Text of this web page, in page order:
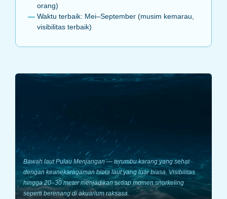
orang)
Waktu terbaik: Mei–September (musim kemarau,
visibilitas terbaik)
Bawah laut Pulau Menjangan — terumbu karang yang sehat
dengan keanekaragaman biota laut yang luar biasa. Visibilitas
hingga 20–30 meter menjadikan setiap momen snorkeling
seperti berenang di akuarium raksasa.